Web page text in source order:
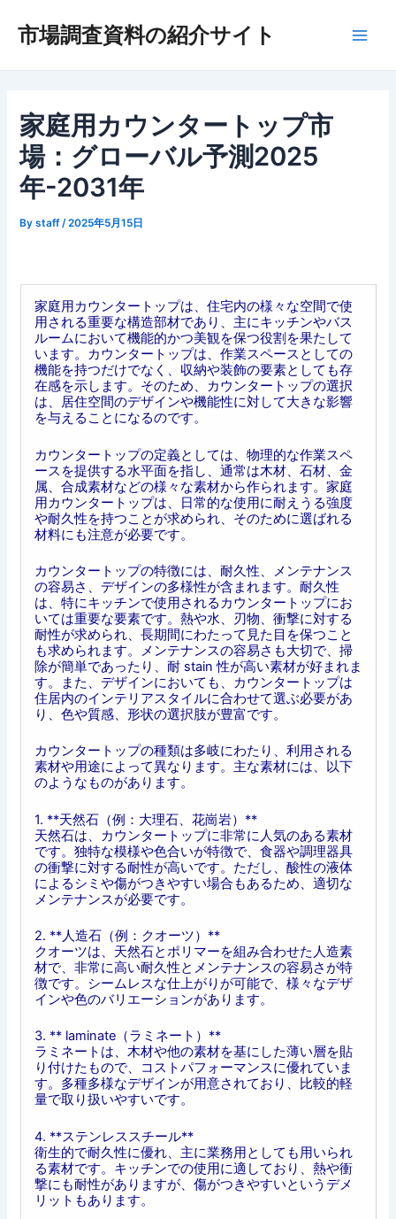
市場調査資料の紹介サイト
家庭用カウンタートップ市
場：グローバル予測2025
年-2031年
Bystaff /2025年5月15日
家庭用カウンタートップは、住宅内の様々な空間で使
用される重要な構造部材であり、主にキッチンやバス
ルームにおいて機能的かつ美観を保つ役割を果たして
います。カウンタートップは、作業スペースとしての
機能を持つだけでなく、収納や装飾の要素としても存
在感を示します。そのため、カウンタートップの選択
は、居住空間のデザインや機能性に対して大きな影響
を与えることになるのです。
カウンタートップの定義としては、物理的な作業スペ
ースを提供する水平面を指し、通常は木材、石材、金
属、合成素材などの様々な素材から作られます。家庭
用カウンタートップは、日常的な使用に耐えうる強度
や耐久性を持つことが求められ、そのために選ばれる
材料にも注意が必要です。
カウンタートップの特徴には、耐久性、メンテナンス
の容易さ、デザインの多様性が含まれます。耐久性
は、特にキッチンで使用されるカウンタートップにお
いては重要な要素です。熱や水、刃物、衝撃に対する
耐性が求められ、長期間にわたって見た目を保つこと
も求められます。メンテナンスの容易さも大切で、掃
除が簡単であったり、耐 stain 性が高い素材が好まれま
す。また、デザインにおいても、カウンタートップは
住居内のインテリアスタイルに合わせて選ぶ必要があ
り、色や質感、形状の選択肢が豊富です。
カウンタートップの種類は多岐にわたり、利用される
素材や用途によって異なります。主な素材には、以下
のようなものがあります。
1. **天然石（例：大理石、花崗岩）**
天然石は、カウンタートップに非常に人気のある素材
です。独特な模様や色合いが特徴で、食器や調理器具
の衝撃に対する耐性が高いです。ただし、酸性の液体
によるシミや傷がつきやすい場合もあるため、適切な
メンテナンスが必要です。
2. **人造石（例：クオーツ）**
クオーツは、天然石とポリマーを組み合わせた人造素
材で、非常に高い耐久性とメンテナンスの容易さが特
徴です。シームレスな仕上がりが可能で、様々なデザ
インや色のバリエーションがあります。
3. ** laminate（ラミネート）**
ラミネートは、木材や他の素材を基にした薄い層を貼
り付けたもので、コストパフォーマンスに優れていま
す。多種多様なデザインが用意されており、比較的軽
量で取り扱いやすいです。
4. **ステンレススチール**
衛生的で耐久性に優れ、主に業務用としても用いられ
る素材です。キッチンでの使用に適しており、熱や衝
撃にも耐性がありますが、傷がつきやすいというデメ
リットもあります。